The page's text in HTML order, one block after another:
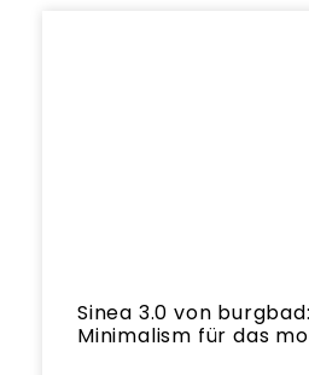
Sinea 3.0 von
Minimalism für das